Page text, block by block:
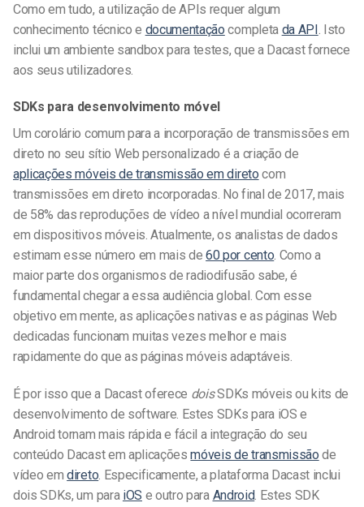
Como em tudo, a utilização de APIs requer algum
conhecimento técnico e documentação completa da API . Isto
inclui um ambiente sandbox para testes, que a Dacast fornece
aos seus utilizadores.
SDKs para desenvolvimento móvel
Um corolário comum para a incorporação de transmissões em
direto no seu sítio Web personalizado é a criação de
aplicações móveis de transmissão em direto com
transmissões em direto incorporadas. No final de 2017, mais
de 58% das reproduções de vídeo a nível mundial ocorreram
em dispositivos móveis. Atualmente, os analistas de dados
estimam esse número em mais de60 por cento. Como a
maior parte dos organismos de radiodifusão sabe, é
fundamental chegar a essa audiência global. Com esse
objetivo em mente, as aplicações nativas e as páginas Web
dedicadas funcionam muitas vezes melhor e mais
rapidamente do que as páginas móveis adaptáveis.
É por isso que a Dacast oferece doisSDKs móveis ou kits de
desenvolvimento de software. Estes SDKs para iOS e
Android tornam mais rápida e fácil a integração do seu
conteúdo Dacast em aplicaçõesmóveis de transmissão de
vídeo emdireto. Especificamente, a plataforma Dacast inclui
dois SDKs, um para iOS e outro para Android. Estes SDK